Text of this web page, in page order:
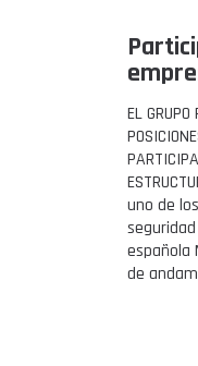
EL
uno de
española
de